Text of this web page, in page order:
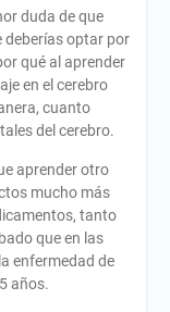
duda de que
deberías optar por
qué al aprender
en el cerebro
cuanto
del cerebro.
aprender otro
mucho más
tanto
que en las
enfermedad de
años.